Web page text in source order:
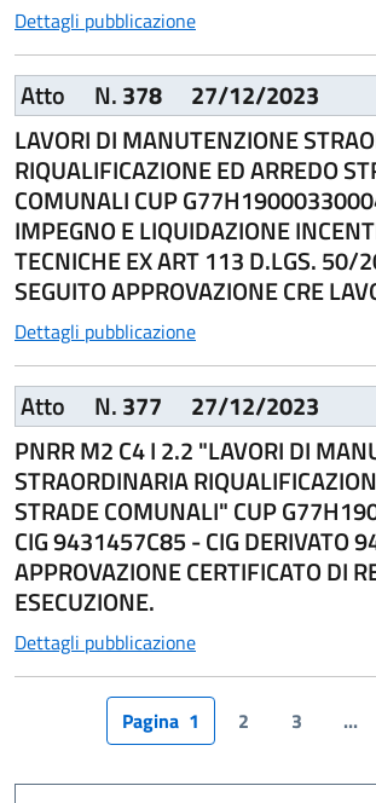
Dettagli pubblicazione
Atto N.378
27/12/2023
LAVORI DI MANUTENZIONE
RIQUALIFICAZIONE ED ARREDO
COMUNALI CUP
IMPEGNO E LIQUIDAZIONE
TECNICHE EX ART 113 D.LGS. 50/
SEGUITO APPROVAZIONE CRE
Dettagli pubblicazione
Atto N.377
27/12/2023
PNRR M2 C4 I 2.2 "LAVORI DI
STRAORDINARIA
STRADE COMUNALI" CUP
CIG 9431457C85 - CIG DERIVATO
APPROVAZIONE CERTIFICATO DI
ESECUZIONE.
Dettagli pubblicazione
Pagina 1